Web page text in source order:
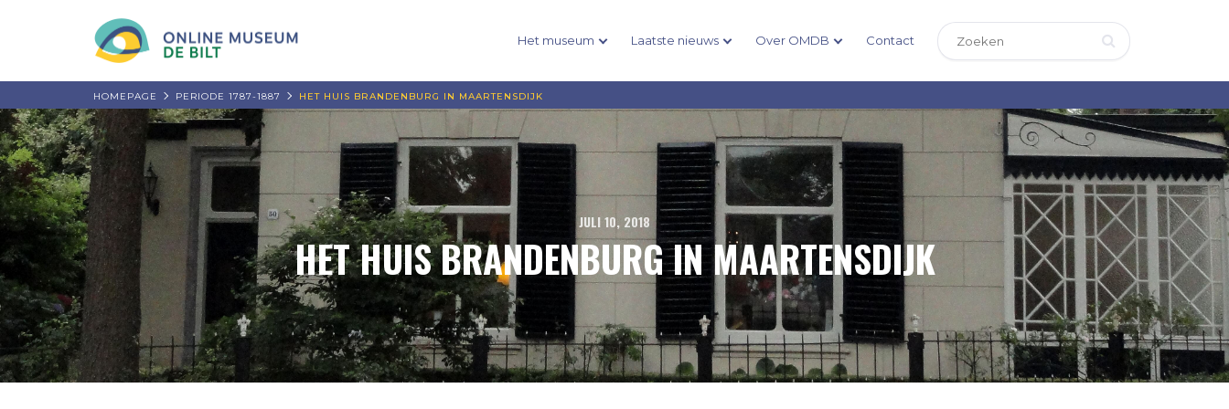
Het museum Laatste nieuws Over OMDB Contact
HOMEPAGE PERIODE 1787-1887 HET HUIS BRANDENBURG IN MAARTENSDIJK
JULI 10, 2018
HET HUIS BRANDENBURG IN MAARTENSDIJK